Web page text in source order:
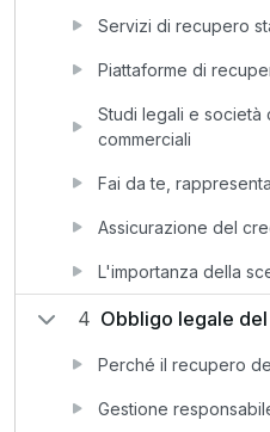
Servizi di recupero
Piattaforme di
Studi legali e società
commerciali
Fai da te,
Assicurazione del
L'importanza della
4 Obbligo legale
Perché il recupero
Gestione